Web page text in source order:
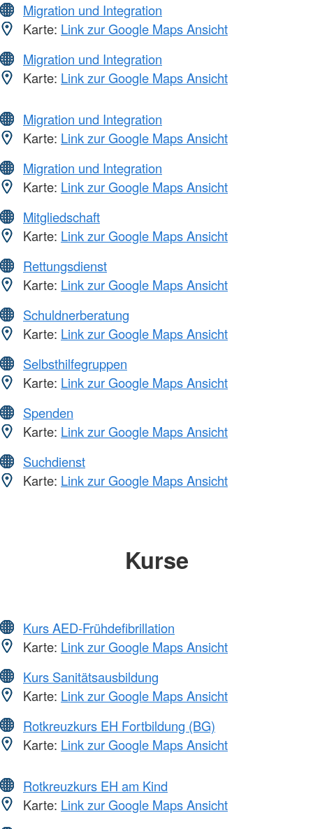
Migration und Integration
Karte: Link zur Google Maps Ansicht
Migration und Integration
Karte: Link zur Google Maps Ansicht
Migration und Integration
Karte: Link zur Google Maps Ansicht
Migration und Integration
Karte: Link zur Google Maps Ansicht
Mitgliedschaft
Karte: Link zur Google Maps Ansicht
Rettungsdienst
Karte: Link zur Google Maps Ansicht
Schuldnerberatung
Karte: Link zur Google Maps Ansicht
Selbsthilfegruppen
Karte: Link zur Google Maps Ansicht
Spenden
Karte: Link zur Google Maps Ansicht
Suchdienst
Karte: Link zur Google Maps Ansicht
Kurse
Kurs AED-Frühdefibrillation
Karte: Link zur Google Maps Ansicht
Kurs Sanitätsausbildung
Karte: Link zur Google Maps Ansicht
Rotkreuzkurs EH Fortbildung (BG)
Karte: Link zur Google Maps Ansicht
Rotkreuzkurs EH am Kind
Karte: Link zur Google Maps Ansicht